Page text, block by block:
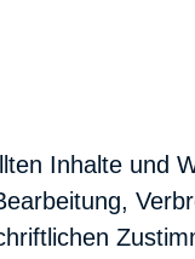
Inhalte und